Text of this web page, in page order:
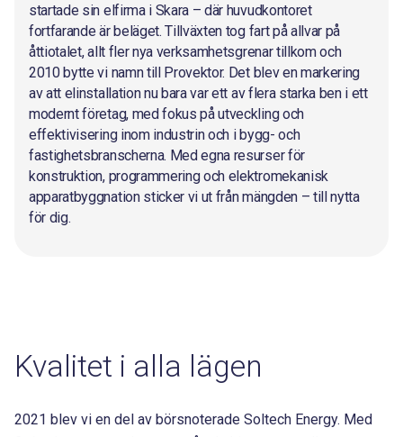
startade sin elfirma i Skara – där huvudkontoret
fortfarande är beläget. Tillväxten tog fart på allvar på
åttiotalet, allt fler nya verksamhetsgrenar tillkom och
2010 bytte vi namn till Provektor. Det blev en markering
av att elinstallation nu bara var ett av flera starka ben i ett
modernt företag, med fokus på utveckling och
effektivisering inom industrin och i bygg- och
fastighetsbranscherna. Med egna resurser för
konstruktion, programmering och elektromekanisk
apparatbyggnation sticker vi ut från mängden – till nytta
för dig.
Kvalitet i alla lägen
2021 blev vi en del av börsnoterade Soltech Energy. Med